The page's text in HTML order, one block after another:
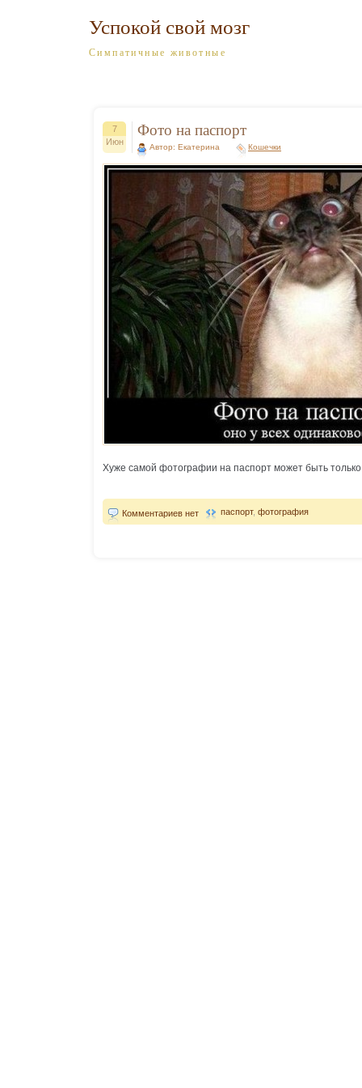
Успокой свой мозг
Симпатичные животные
7
Июн
Фото на паспорт
Автор: Екатерина Кошечки
Хуже самой фотографии на паспорт может быть только
Комментариев нет паспорт, фотография